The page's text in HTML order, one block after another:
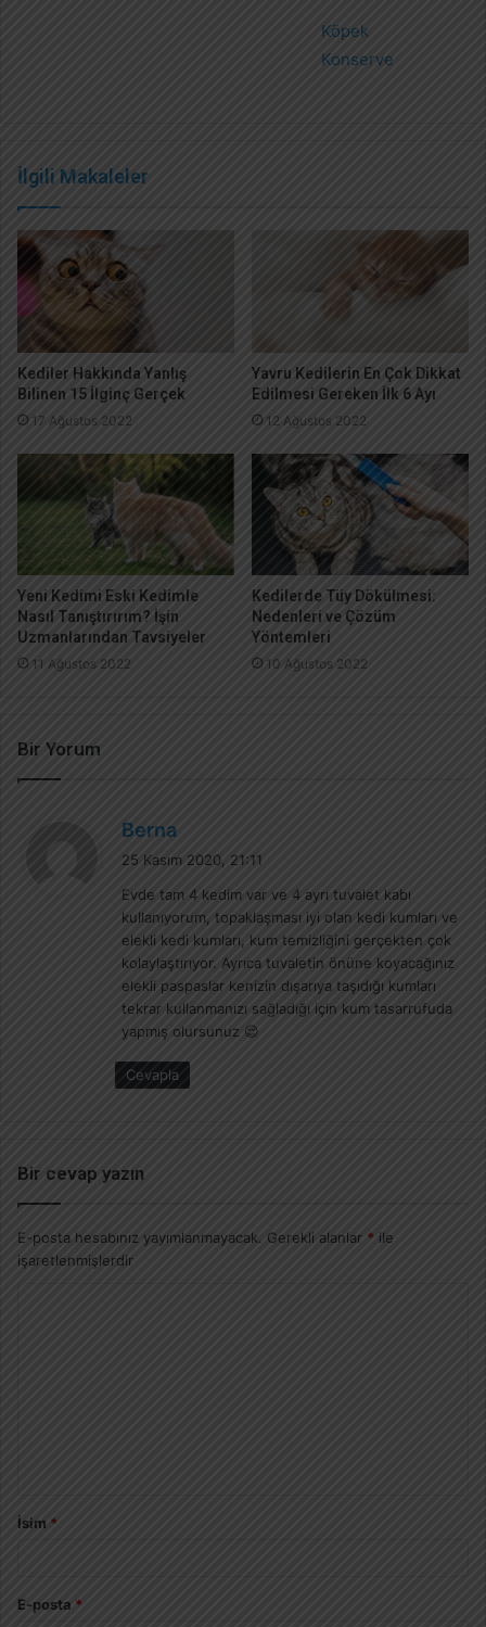
Köpek
Konserve
İlgili Makaleler
Kediler Hakkında Yanlış
Bilinen 15 İlginç Gerçek
17 Ağustos 2022
Yavru Kedilerin En Çok Dikkat
Edilmesi Gereken İlk 6 Ayı
12 Ağustos 2022
Yeni Kedimi Eski Kedimle
Nasıl Tanıştırırım? İşin
Uzmanlarından Tavsiyeler
11 Ağustos 2022
Kedilerde Tüy Dökülmesi:
Nedenleri ve Çözüm
Yöntemleri
10 Ağustos 2022
Bir Yorum
Berna
i
k
i
25 Kasım 2020, 21:11
Evde tam 4 kedim var ve 4 ayrı tuvalet kabı
kullanıyorum, topaklaşması iyi olan kedi kumları ve
elekli kedi kumları, kum temizliğini gerçekten çok
kolaylaştırıyor. Ayrıca tuvaletin önüne koyacağınız
elekli paspaslar kenizin dışarıya taşıdığı kumları
tekrar kullanmanızı sağladığı için kum tasarrufuda
yapmış olursunuz 😌
Cevapla
Bir cevap yazın
E-posta hesabınız yayımlanmayacak. Gerekli alanlar * ile
işaretlenmişlerdir
İsim *
E-posta *